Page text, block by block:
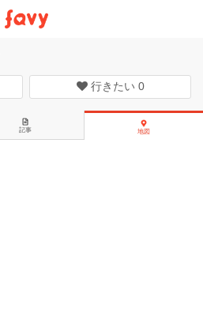
行きたい 0
記事 地図